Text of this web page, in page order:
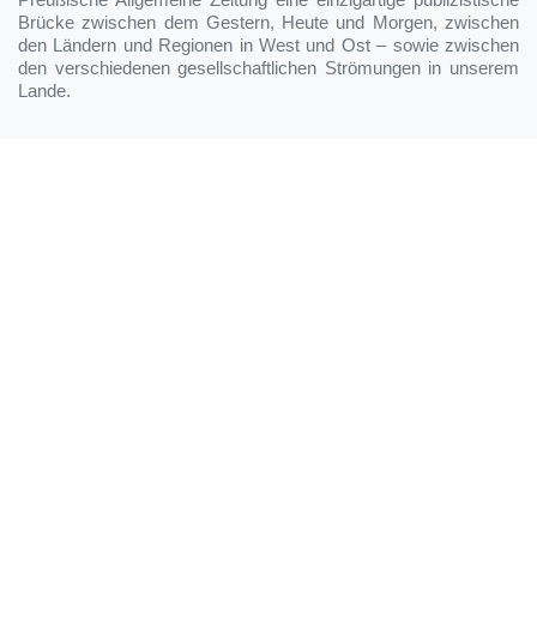
Brücke zwischen dem Gestern, Heute und Morgen, zwischen
den Ländern und Regionen in West und Ost – sowie zwischen
den verschiedenen gesellschaftlichen Strömungen in unserem
Lande.